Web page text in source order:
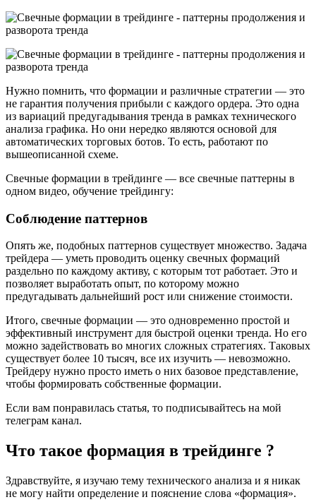
Нужно помнить, что формации и различные стратегии — это
не гарантия получения прибыли с каждого ордера. Это одна
из вариаций предугадывания тренда в рамках технического
анализа графика. Но они нередко являются основой для
автоматических торговых ботов. То есть, работают по
вышеописанной схеме.
Свечные формации в трейдинге — все свечные паттерны в
одном видео, обучение трейдингу:
Соблюдение паттернов
Опять же, подобных паттернов существует множество. Задача
трейдера — уметь проводить оценку свечных формаций
раздельно по каждому активу, с которым тот работает. Это и
позволяет выработать опыт, по которому можно
предугадывать дальнейший рост или снижение стоимости.
Итого, свечные формации — это одновременно простой и
эффективный инструмент для быстрой оценки тренда. Но его
можно задействовать во многих сложных стратегиях. Таковых
существует более 10 тысяч, все их изучить — невозможно.
Трейдеру нужно просто иметь о них базовое представление,
чтобы формировать собственные формации.
Если вам понравилась статья, то подписывайтесь на мой
телеграм канал.
Что такое формация в трейдинге ?
Здравствуйте, я изучаю тему технического анализа и я никак
не могу найти определение и пояснение слова «формация».